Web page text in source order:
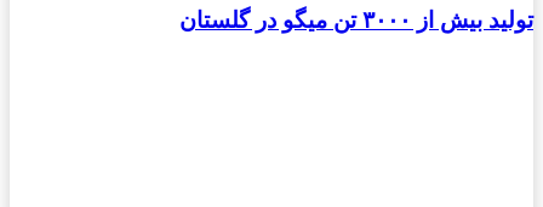
تولید بیش از ۳۰۰۰ تن میگو در گلستان